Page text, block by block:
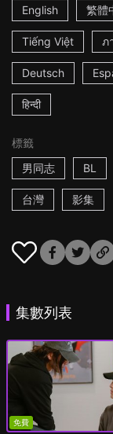
English
繁體
Tiếng Việt ภ
Deutsch
हिन्दी
標籤
男同志
BL
台灣 影集
集數列表
免費